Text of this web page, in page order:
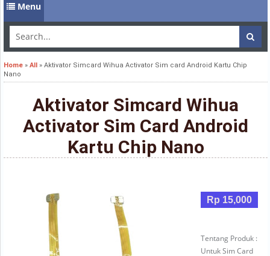
Menu
Home » All » Aktivator Simcard Wihua Activator Sim card Android Kartu Chip
Nano
Aktivator Simcard Wihua
Activator Sim Card Android
Kartu Chip Nano
Rp 15,000
Tentang Produk :
Untuk Sim Card